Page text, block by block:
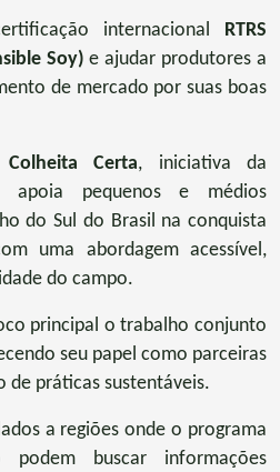
internacional RTRS
Soy) e ajudar produtores a
de mercado por suas boas
Colheita Certa, iniciativa da
apoia pequenos e médios
do Sul do Brasil na conquista
uma abordagem acessível,
do campo.
principal o trabalho conjunto
seu papel como parceiras
de práticas sustentáveis.
a regiões onde o programa
buscar informações